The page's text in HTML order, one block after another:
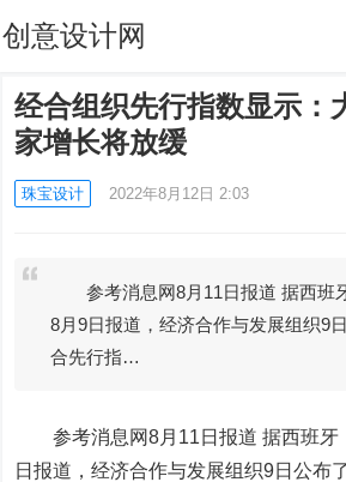
创意设计网
经合组织先行指数显示：
家增长将放缓
珠宝设计 2022年8月12日 2:03
参考消息网8月11日报道 据西班
8月9日报道，经济合作与发展组织9
合先行指…
参考消息网8月11日报道 据西班牙
日报道，经济合作与发展组织9日公布